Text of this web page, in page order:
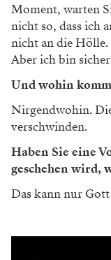
Moment, warten
nicht so, dass ich
nicht an die Hölle.
Aber ich bin
Und wohin
Nirgendwohin.
verschwinden.
Haben Sie eine
geschehen wird,
Das kann nur